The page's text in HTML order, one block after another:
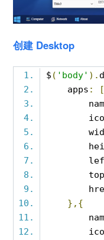
创建 Desktop
$ ( 'body' ).
    apps
:
        top
},{